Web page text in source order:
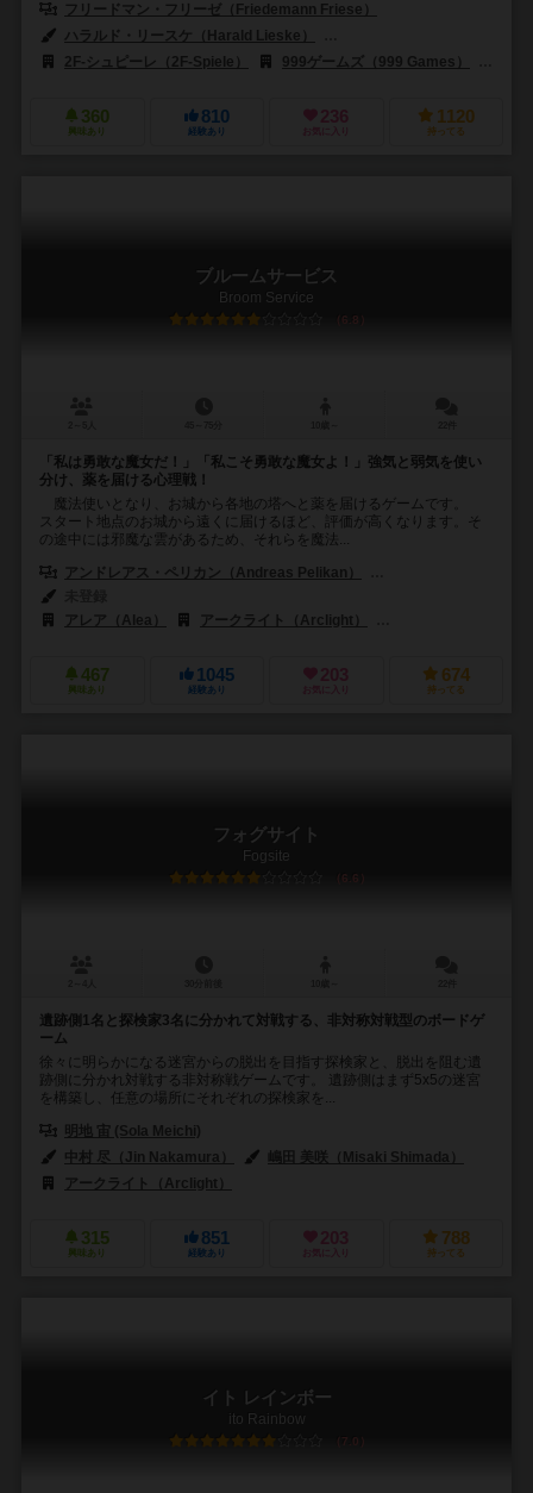
フリードマン・フリーゼ（Friedemann Friese）
ハラルド・リースケ（Harald Lieske）
2F-シュピーレ（2F-Spiele）
999ゲームズ（999 Games）
360
興味あり
810
経験あり
236
お気に入り
1120
持ってる
ブルームサービス
Broom Service
6.8
「私は勇敢な魔女だ！」「私こそ勇敢な魔女よ！」強気と弱気を使い
分け、薬を届ける心理戦！
魔法使いとなり、お城から各地の塔へと薬を届けるゲームです。
スタート地点のお城から遠くに届けるほど、評価が高くなります。そ
の途中には邪魔な雲があるため、それらを魔法...
アンドレアス・ペリカン（Andreas Pelikan）
アレア（Alea）
アークライト（Arclight）
467
興味あり
1045
経験あり
203
お気に入り
674
持ってる
フォグサイト
Fogsite
6.6
遺跡側1名と探検家3名に分かれて対戦する、非対称対戦型のボードゲ
ーム
徐々に明らかになる迷宮からの脱出を目指す探検家と、脱出を阻む遺
跡側に分かれ対戦する非対称戦ゲームです。 遺跡側はまず5x5の迷宮
を構築し、任意の場所にそれぞれの探検家を...
明地 宙 (Sola Meichi)
中村 尽（Jin Nakamura）
嶋田 美咲（Misaki Shimada）
アークライト（Arclight）
315
興味あり
851
経験あり
203
お気に入り
788
持ってる
イト レインボー
ito Rainbow
7.0